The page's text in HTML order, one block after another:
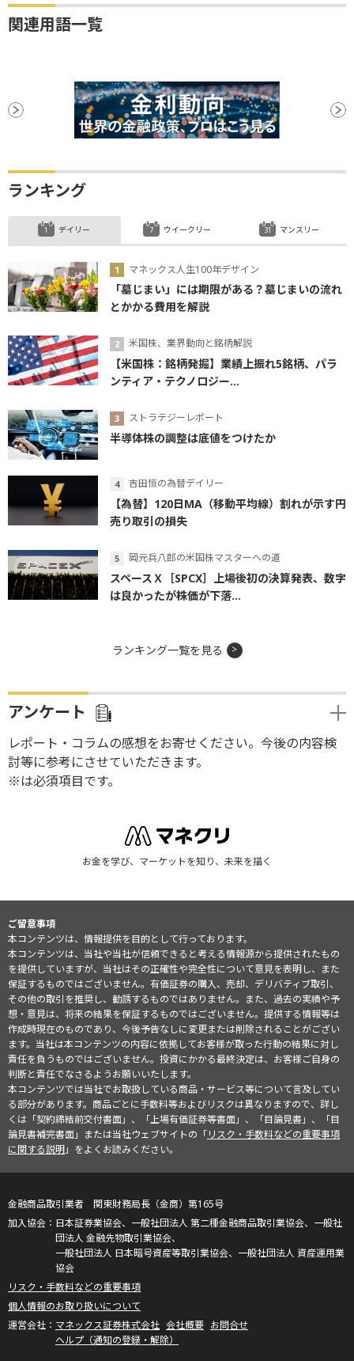
関連用語一覧
ランキング
デイリー
マネックス人生100年デザイン
「墓じまい」には期限がある？墓じまいの流れ
とかかる費用を解説
米国株、業界動向と銘柄解説
【米国株：銘柄発掘】業績上振れ5銘柄、パラ
ンティア・テクノロジー...
ストラテジーレポート
半導体株の調整は底値をつけたか
吉田恒の為替デイリー
【為替】120日MA（移動平均線）割れが示す円
売り取引の損失
岡元兵八郎の米国株マスターへの道
スペースＸ［SPCX］上場後初の決算発表、数字
は良かったが株価が下落...
ウイークリー マンスリー
ランキング一覧を見る
アンケート
レポート・コラムの感想をお寄せください。今後の内容検
討等に参考にさせていただきます。
※は必須項目です。
お金を学び、マーケットを知り、未来を描く
ご留意事項
本コンテンツは、情報提供を目的として行っております。
本コンテンツは、当社や当社が信頼できると考える情報源から提供されたもの
を提供していますが、当社はその正確性や完全性について意見を表明し、また
保証するものではございません。有価証券の購入、売却、デリバティブ取引、
その他の取引を推奨し、勧誘するものではありません。また、過去の実績や予
想・意見は、将来の結果を保証するものではございません。提供する情報等は
作成時現在のものであり、今後予告なしに変更または削除されることがござい
ます。当社は本コンテンツの内容に依拠してお客様が取った行動の結果に対し
責任を負うものではございません。投資にかかる最終決定は、お客様ご自身の
判断と責任でなさるようお願いいたします。
本コンテンツでは当社でお取扱している商品・サービス等について言及してい
る部分があります。商品ごとに手数料等およびリスクは異なりますので、詳し
くは「契約締結前交付書面」、「上場有価証券等書面」、「目論見書」、「目
論見書補完書面」または当社ウェブサイトの「リスク・手数料などの重要事項
に関する説明」をよくお読みください。
金融商品取引業者 関東財務局長（金商）第165号
日本証券業協会、一般社団法人 第二種金融商品取引業協会、一般社
団法人 金融先物取引業協会、
一般社団法人 日本暗号資産等取引業協会、一般社団法人 資産運用業
協会
リスク・手数料などの重要事項
個人情報のお取り扱いについて
マネックス証券株式会社 会社概要 お問合せ
ヘルプ（通知の登録・解除）